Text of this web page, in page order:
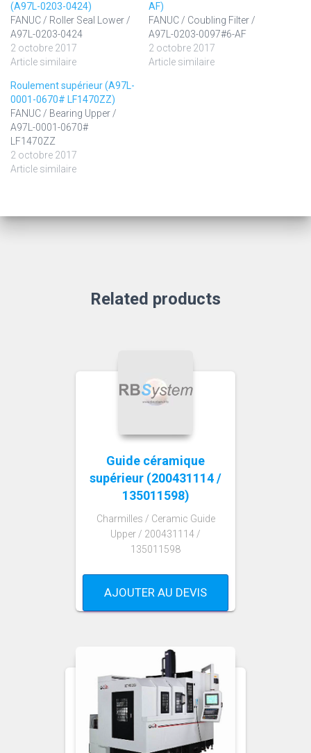
(A97L-0203-0424)
FANUC / Roller Seal Lower /
A97L-0203-0424
2 octobre 2017
Article similaire
AF)
FANUC / Coubling Filter /
A97L-0203-0097#6-AF
2 octobre 2017
Article similaire
Roulement supérieur (A97L-
0001-0670# LF1470ZZ)
FANUC / Bearing Upper /
A97L-0001-0670#
LF1470ZZ
2 octobre 2017
Article similaire
Related products
Guide céramique
supérieur (200431114 /
135011598)
Charmilles / Ceramic Guide
Upper / 200431114 /
135011598
AJOUTER AU DEVIS